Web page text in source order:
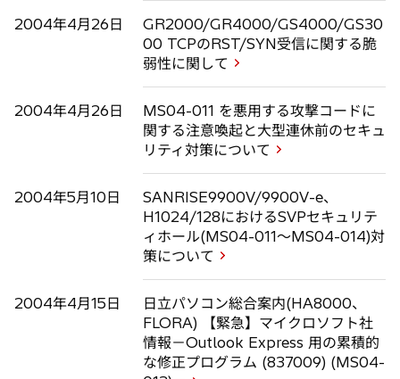
2004年4月26日
GR2000/GR4000/GS4000/GS30
00 TCPのRST/SYN受信に関する脆
弱性に関して
2004年4月26日
MS04-011 を悪用する攻撃コードに
関する注意喚起と大型連休前のセキュ
リティ対策について
2004年5月10日
SANRISE9900V/9900V-e、
H1024/128におけるSVPセキュリテ
ィホール(MS04-011～MS04-014)対
策について
2004年4月15日
日立パソコン総合案内(HA8000、
FLORA) 【緊急】マイクロソフト社
情報－Outlook Express 用の累積的
な修正プログラム (837009) (MS04-